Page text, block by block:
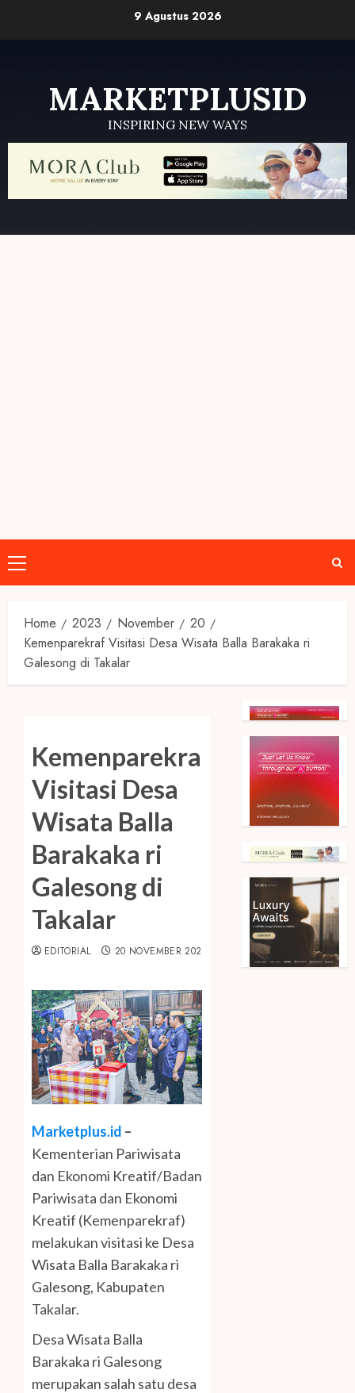
9 Agustus 2026
MARKETPLUSID
INSPIRING NEW WAYS
Primary
Menu
Home 2023 November
20
Kemenparekraf Visitasi Desa Wisata Balla Barakaka ri
Galesong di Takalar
Kemenparekraf
Visitasi Desa
Wisata Balla
Barakaka ri
Galesong di
Takalar
EDITORIAL 20 NOVEMBER 2023
Marketplus.id –
Kementerian Pariwisata
dan Ekonomi Kreatif/Badan
Pariwisata dan Ekonomi
Kreatif (Kemenparekraf)
melakukan visitasi ke Desa
Wisata Balla Barakaka ri
Galesong, Kabupaten
Takalar.
Desa Wisata Balla
Barakaka ri Galesong
merupakan salah satu desa